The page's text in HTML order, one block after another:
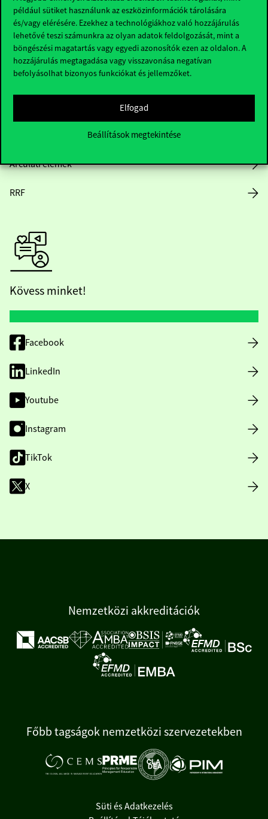
például sütiket használunk az eszközinformációk tárolására
és/vagy elérésére. Ezekhez a technológiákhoz való hozzájárulás
lehetővé teszi számunkra az olyan adatok feldolgozását, mint a
böngészési magatartás vagy egyedi azonosítók ezen az oldalon. A
hozzájárulás megtagadása vagy visszavonása negatívan
befolyásolhat bizonyos funkciókat és jellemzőket.
Elfogad
Beállítások megtekintése
Nyitvatartás
Házirend
Arculati elemek
RRF
Kövess minket!
Facebook
LinkedIn
Youtube
Instagram
TikTok
X
Nemzetközi akkreditációk
Főbb tagságok nemzetközi szervezetekben
Süti és Adatkezelés